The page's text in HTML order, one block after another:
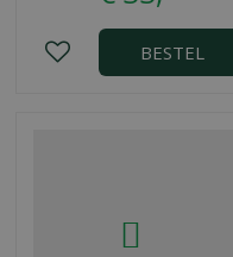
BESTEL